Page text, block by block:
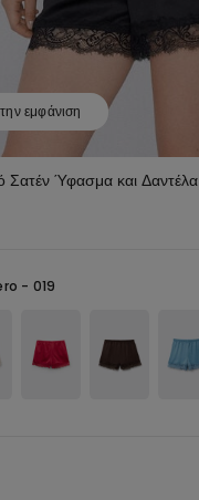
εμφάνιση
Σατέν Ύφασμα και Δαντέλα
- 019